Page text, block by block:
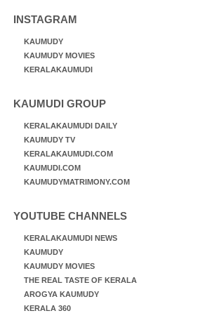
INSTAGRAM
KAUMUDY
KAUMUDY MOVIES
KERALAKAUMUDI
KAUMUDI GROUP
KERALAKAUMUDI DAILY
KAUMUDY TV
KERALAKAUMUDI.COM
KAUMUDI.COM
KAUMUDYMATRIMONY.COM
YOUTUBE CHANNELS
KERALAKAUMUDI NEWS
KAUMUDY
KAUMUDY MOVIES
THE REAL TASTE OF KERALA
AROGYA KAUMUDY
KERALA 360